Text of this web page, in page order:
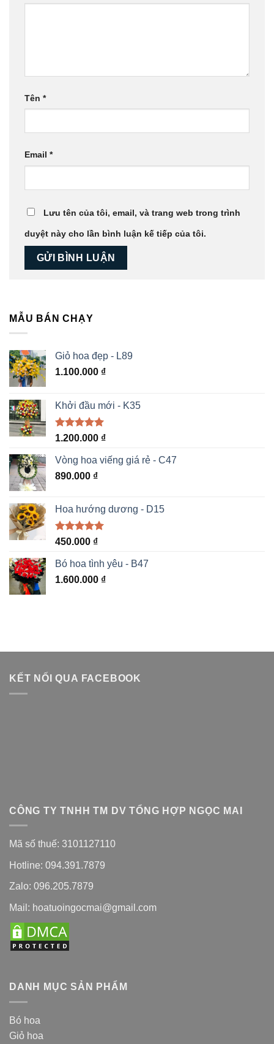
Tên *
Email *
Lưu tên của tôi, email, và trang web trong trình
duyệt này cho lần bình luận kế tiếp của tôi.
MẪU BÁN CHẠY
Giỏ hoa đẹp - L89
1.100.000 ₫
Khởi đầu mới - K35
Được xếp
5 sao
1.200.000 ₫
Vòng hoa viếng giá rẻ - C47
890.000 ₫
Hoa hướng dương - D15
Được xếp
5 sao
450.000 ₫
Bó hoa tình yêu - B47
1.600.000 ₫
KẾT NỐI QUA FACEBOOK
CÔNG TY TNHH TM DV TỔNG HỢP NGỌC MAI
Mã số thuế: 3101127110
Hotline: 094.391.7879
Zalo: 096.205.7879
Mail: hoatuoingocmai@gmail.com
DANH MỤC SẢN PHẨM
Bó hoa
Giỏ hoa